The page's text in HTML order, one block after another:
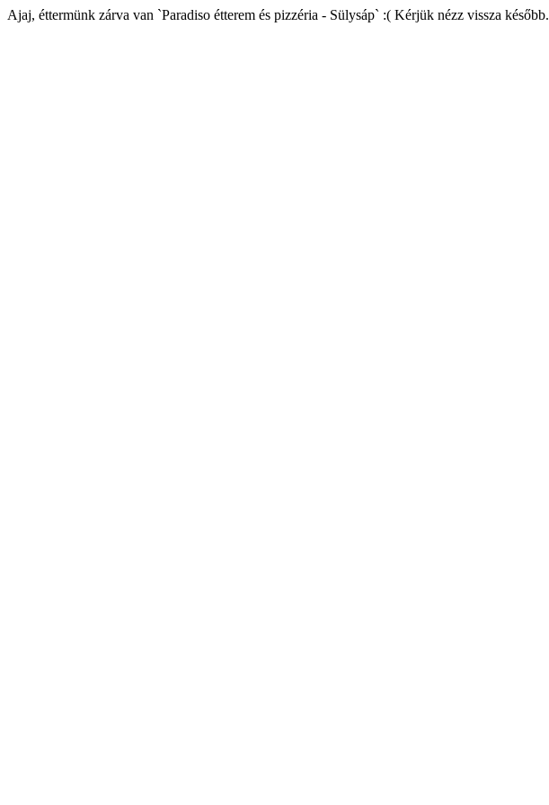
Ajaj, éttermünk zárva van `Paradiso étterem és pizzéria - Sülysáp` :( Kérjük nézz vissza később.